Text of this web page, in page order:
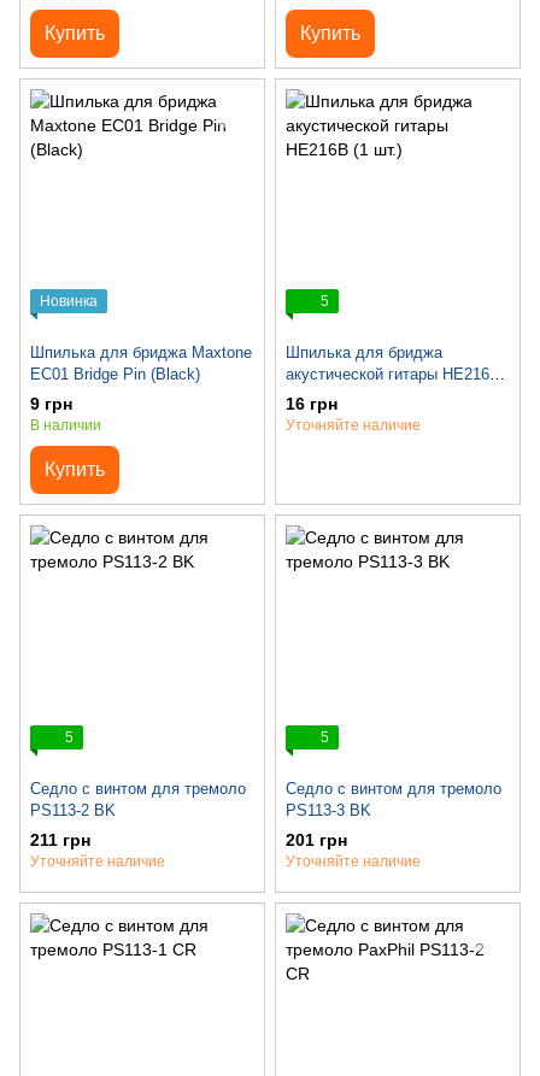
Купить Купить
Новинка
Шпилька для бриджа Maxtone
EC01 Bridge Pin (Black)
9 грн
В наличии
Купить
5
Шпилька для бриджа
акустической гитары HE216B
(1 шт.)
16 грн
Уточняйте наличие
5
Седло c винтом для тремоло
PS113-2 BK
211 грн
Уточняйте наличие
5
Седло c винтом для тремоло
PS113-3 BK
201 грн
Уточняйте наличие